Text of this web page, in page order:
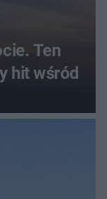
Ten
hit wśród